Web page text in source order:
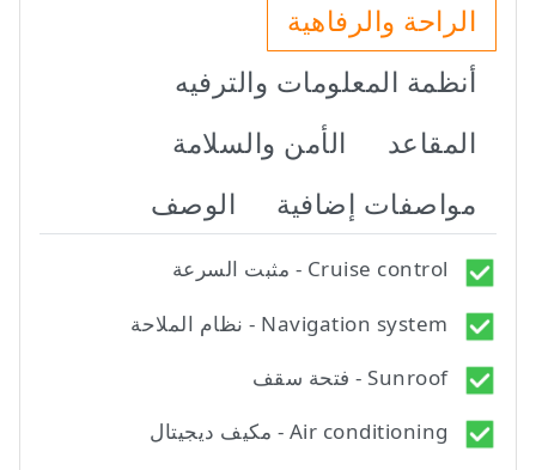
الراحة والرفاهية
أنظمة المعلومات والترفيه
المقاعد
الأمن والسلامة
مواصفات إضافية
الوصف
Cruise control - مثبت السرعة
Navigation system - نظام الملاحة
Sunroof - فتحة سقف
Air conditioning - مكيف ديجيتال